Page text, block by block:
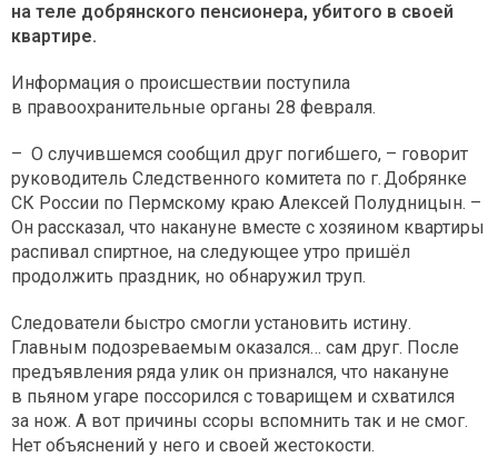
на теле добрянского пенсионера, убитого в своей
квартире.
Информация о происшествии поступила
в правоохранительные органы 28 февраля.
– О случившемся сообщил друг погибшего, – говорит
руководитель Следственного комитета по г. Добрянке
СК России по Пермскому краю Алексей Полудницын. –
Он рассказал, что накануне вместе с хозяином квартиры
распивал спиртное, на следующее утро пришёл
продолжить праздник, но обнаружил труп.
Следователи быстро смогли установить истину.
Главным подозреваемым оказался… сам друг. После
предъявления ряда улик он признался, что накануне
в пьяном угаре поссорился с товарищем и схватился
за нож. А вот причины ссоры вспомнить так и не смог.
Нет объяснений у него и своей жестокости.